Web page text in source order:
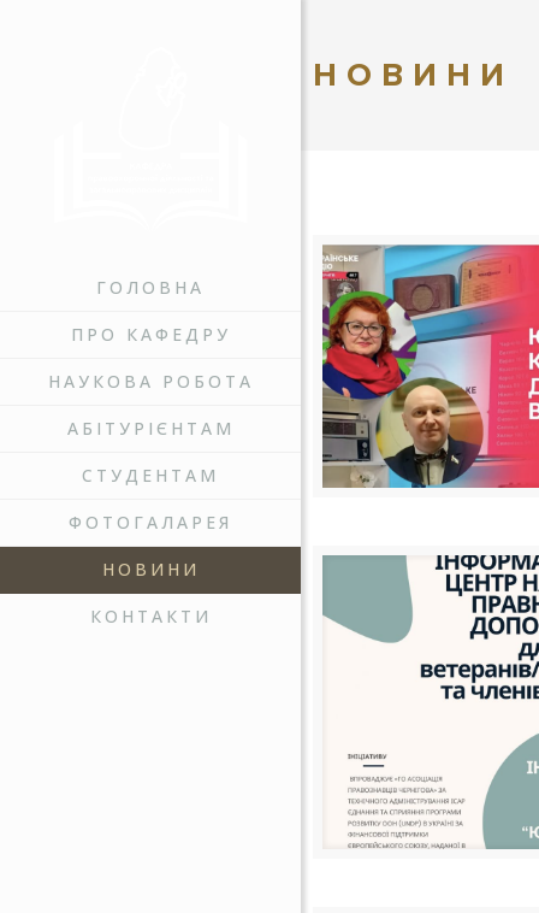
ГОЛОВНА
ПРО КАФЕДРУ
НАУКОВА РОБОТА
АБІТУРІЄНТАМ
СТУДЕНТАМ
ФОТОГАЛАРЕЯ
НОВИНИ
КОНТАКТИ
НОВИНИ